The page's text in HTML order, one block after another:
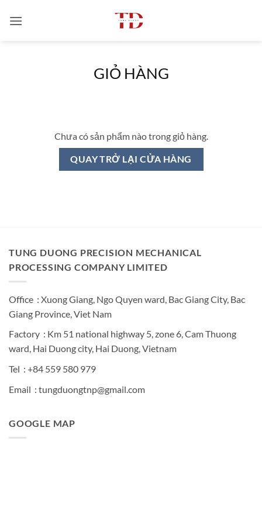
qua
GIỎ HÀNG
Chưa có sản phẩm nào trong giỏ hàng.
QUAY TRỞ LẠI CỬA HÀNG
TUNG DUONG PRECISION MECHANICAL
PROCESSING COMPANY LIMITED
Office : Xuong Giang, Ngo Quyen ward, Bac Giang City, Bac
Giang Province, Viet Nam
Factory : Km 51 national highway 5, zone 6, Cam Thuong
ward, Hai Duong city, Hai Duong, Vietnam
Tel : +84 559 580 979
Email : tungduongtnp@gmail.com
GOOGLE MAP